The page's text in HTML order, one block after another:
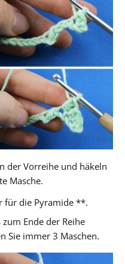
der Vorreihe und häkeln
Masche.
für die Pyramide **.
Ende der Reihe
Sie immer 3 Maschen.